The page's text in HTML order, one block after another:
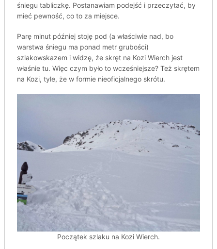
śniegu tabliczkę. Postanawiam podejść i przeczytać, by
mieć pewność, co to za miejsce.
Parę minut później stoję pod (a właściwie nad, bo
warstwa śniegu ma ponad metr grubości)
szlakowskazem i widzę, że skręt na Kozi Wierch jest
właśnie tu. Więc czym było to wcześniejsze? Też skrętem
na Kozi, tyle, że w formie nieoficjalnego skrótu.
Początek szlaku na Kozi Wierch.